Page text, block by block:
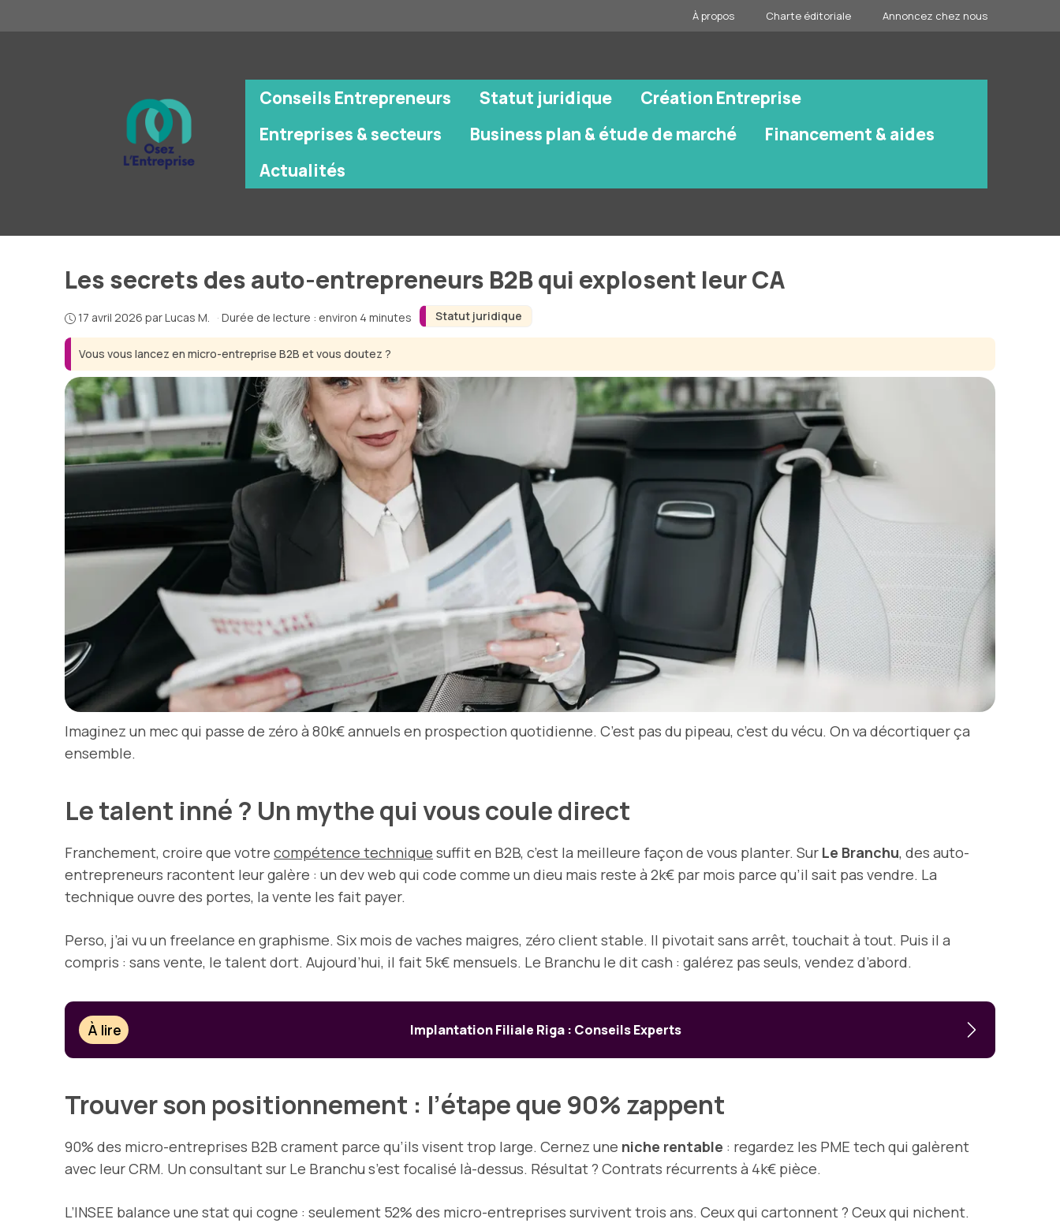
au
À propos Charte éditoriale Annoncez chez nous
Conseils Entrepreneurs Statut juridique
Création Entreprise
Entreprises & secteurs
Business plan & étude de marché
Financement & aides
Actualités
Statut juridique
Les secrets des auto-entrepreneurs B2B qui explosent leur CA
17 avril 2026 parLucas M. · Durée de lecture : environ 4 minutes
Vous vous lancez en micro-entreprise B2B et vous doutez ?
Imaginez un mec qui passe de zéro à 80k€ annuels en prospection quotidienne. C’est pas du pipeau, c’est du vécu. On va décortiquer ça
ensemble.
Le talent inné ? Un mythe qui vous coule direct
Franchement, croire que votre compétence technique suffit en B2B, c’est la meilleure façon de vous planter. Sur Le Branchu, des auto-
entrepreneurs racontent leur galère : un dev web qui code comme un dieu mais reste à 2k€ par mois parce qu’il sait pas vendre. La
technique ouvre des portes, la vente les fait payer.
Perso, j’ai vu un freelance en graphisme. Six mois de vaches maigres, zéro client stable. Il pivotait sans arrêt, touchait à tout. Puis il a
compris : sans vente, le talent dort. Aujourd’hui, il fait 5k€ mensuels. Le Branchu le dit cash : galérez pas seuls, vendez d’abord.
À lire Implantation Filiale Riga : Conseils Experts
Trouver son positionnement : l’étape que 90% zappent
90% des micro-entreprises B2B crament parce qu’ils visent trop large. Cernez une niche rentable : regardez les PME tech qui galèrent
avec leur CRM. Un consultant sur Le Branchu s’est focalisé là-dessus. Résultat ? Contrats récurrents à 4k€ pièce.
L’INSEE balance une stat qui cogne : seulement 52% des micro-entreprises survivent trois ans. Ceux qui cartonnent ? Ceux qui nichent.